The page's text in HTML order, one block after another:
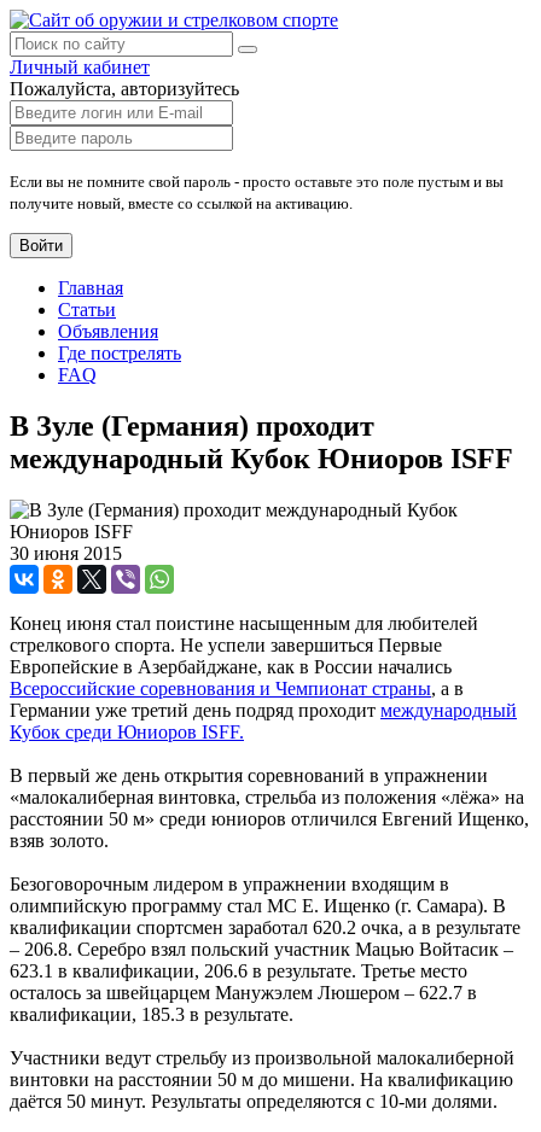
Личный кабинет
Пожалуйста, авторизуйтесь
Если вы не помните свой пароль - просто оставьте это поле пустым и вы
получите новый, вместе со ссылкой на активацию.
Войти
Главная
Статьи
Объявления
Где пострелять
FAQ
В Зуле (Германия) проходит
международный Кубок Юниоров ISFF
30 июня 2015
Конец июня стал поистине насыщенным для любителей
стрелкового спорта. Не успели завершиться Первые
Европейские в Азербайджане, как в России начались
Всероссийские соревнования и Чемпионат страны, а в
Германии уже третий день подряд проходит международный
Кубок среди Юниоров ISFF.
В первый же день открытия соревнований в упражнении
«малокалиберная винтовка, стрельба из положения «лёжа» на
расстоянии 50 м» среди юниоров отличился Евгений Ищенко,
взяв золото.
Безоговорочным лидером в упражнении входящим в
олимпийскую программу стал МС Е. Ищенко (г. Самара). В
квалификации спортсмен заработал 620.2 очка, а в результате
– 206.8. Серебро взял польский участник Мацью Войтасик –
623.1 в квалификации, 206.6 в результате. Третье место
осталось за швейцарцем Манужэлем Люшером – 622.7 в
квалификации, 185.3 в результате.
Участники ведут стрельбу из произвольной малокалиберной
винтовки на расстоянии 50 м до мишени. На квалификацию
даётся 50 минут. Результаты определяются с 10-ми долями.